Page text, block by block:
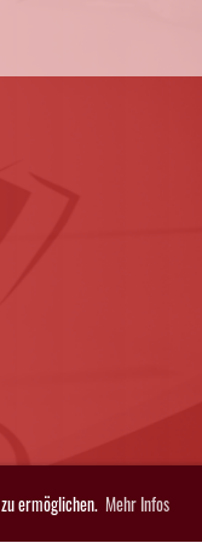
ermöglichen. Mehr Infos